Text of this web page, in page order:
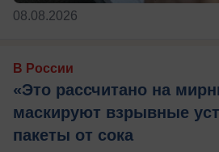
08.08.2026
В России
«Это рассчитано на
маскируют взрывные
пакеты от сока